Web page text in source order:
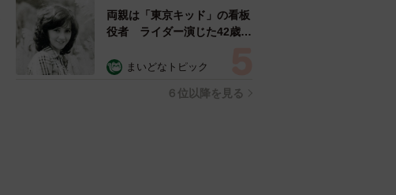
両親は「東京キッド」の看板
役者 ライダー演じた42歳元
ングフォト」計画を明言
まいどなトピック
６位以降を見る